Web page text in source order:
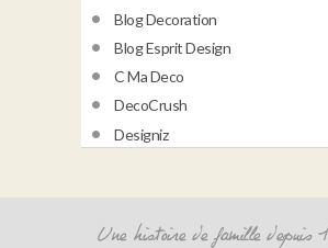
C Ma Deco
DecoCrush
Designiz
Newsletter